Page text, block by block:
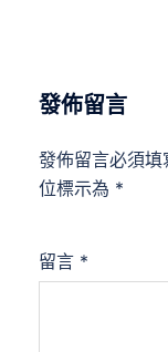
發佈留言
發佈留言必須填
位標示為 *
留言 *